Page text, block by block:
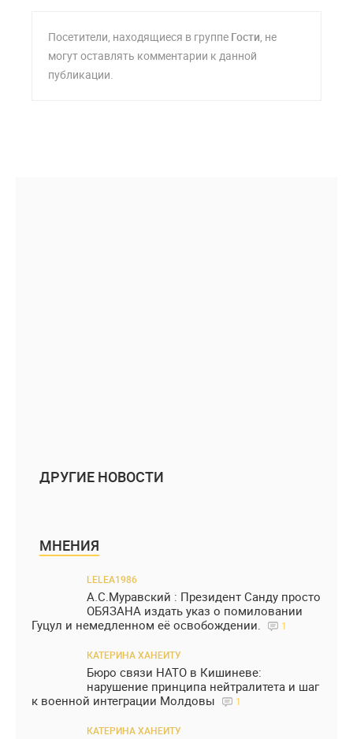
Посетители, находящиеся в группе Гости, не
могут оставлять комментарии к данной
публикации.
ДРУГИЕ НОВОСТИ
МНЕНИЯ
LELEA1986
А.С.Муравский : Президент Санду просто
ОБЯЗАНА издать указ о помиловании
Гуцул и немедленном её освобождении.
1
КАТЕРИНА ХАНЕИТУ
Бюро связи НАТО в Кишиневе:
нарушение принципа нейтралитета и шаг
к военной интеграции Молдовы
1
КАТЕРИНА ХАНЕИТУ